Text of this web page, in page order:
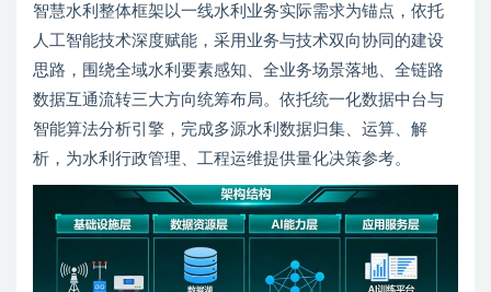
智慧水利整体框架以一线水利业务实际需求为锚点，依托
人工智能技术深度赋能，采用业务与技术双向协同的建设
思路，围绕全域水利要素感知、全业务场景落地、全链路
数据互通流转三大方向统筹布局。依托统一化数据中台与
智能算法分析引擎，完成多源水利数据归集、运算、解
析，为水利行政管理、工程运维提供量化决策参考。